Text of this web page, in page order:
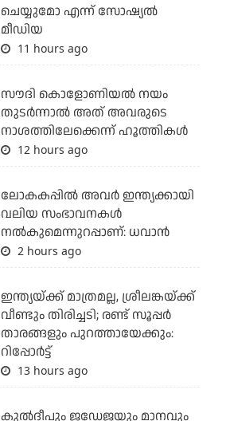
ചെയ്യുമോ എന്ന് സോഷ്യല്‍
മീഡിയ
11 hours ago
സൗദി കൊളോണിയല്‍ നയം
തുടര്‍ന്നാല്‍ അത് അവരുടെ
നാശത്തിലേക്കെന്ന് ഹൂത്തികള്‍
12 hours ago
ലോകകപ്പിൽ അവര്‍ ഇന്ത്യക്കായി
വലിയ സംഭാവനകള്‍
നല്‍കുമെന്നുറപ്പാണ്: ധവാന്‍
2 hours ago
ഇന്ത്യയ്ക്ക് മാത്രമല്ല, ശ്രീലങ്കയ്ക്ക്
വീണ്ടും തിരിച്ചടി; രണ്ട് സൂപ്പര്‍
താരങ്ങളും പുറത്തായേക്കും:
റിപ്പോര്‍ട്ട്
13 hours ago
കുല്‍ദീപും ജഡേജയും മാനവും